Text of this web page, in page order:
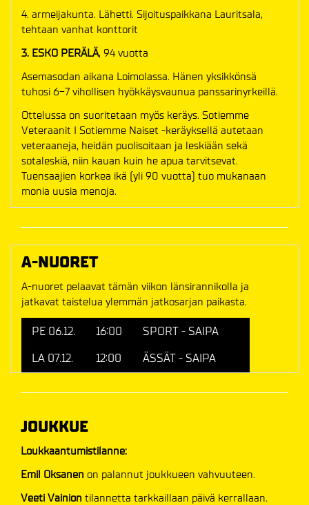
4. armeijakunta. Lähetti. Sijoituspaikkana Lauritsala,
tehtaan vanhat konttorit
3. ESKO PERÄLÄ, 94 vuotta
Asemasodan aikana Loimolassa. Hänen yksikkönsä
tuhosi 6-7 vihollisen hyökkäysvaunua panssarinyrkeillä.
Ottelussa on suoritetaan myös keräys. Sotiemme
Veteraanit I Sotiemme Naiset -keräyksellä autetaan
veteraaneja, heidän puolisoitaan ja leskiään sekä
sotaleskiä, niin kauan kuin he apua tarvitsevat.
Tuensaajien korkea ikä (yli 90 vuotta) tuo mukanaan
monia uusia menoja.
A-NUORET
A-nuoret pelaavat tämän viikon länsirannikolla ja
jatkavat taistelua ylemmän jatkosarjan paikasta.
PE 06.12. 16:00
SPORT - SAIPA
LA 07.12.
12:00 ÄSSÄT - SAIPA
JOUKKUE
Loukkaantumistilanne:
Emil Oksanen on palannut joukkueen vahvuuteen.
Veeti Vainion tilannetta tarkkaillaan päivä kerrallaan.